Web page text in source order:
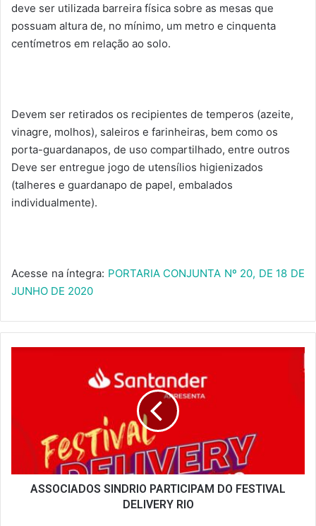
deve ser utilizada barreira física sobre as mesas que
possuam altura de, no mínimo, um metro e cinquenta
centímetros em relação ao solo.
Devem ser retirados os recipientes de temperos (azeite,
vinagre, molhos), saleiros e farinheiras, bem como os
porta-guardanapos, de uso compartilhado, entre outros
Deve ser entregue jogo de utensílios higienizados
(talheres e guardanapo de papel, embalados
individualmente).
Acesse na íntegra: PORTARIA CONJUNTA Nº 20, DE 18 DE
JUNHO DE 2020
ASSOCIADOS SINDRIO PARTICIPAM DO FESTIVAL
DELIVERY RIO